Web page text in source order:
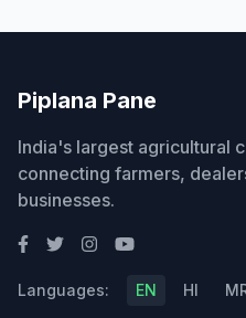
Piplana Pane
India's largest agricultural
connecting farmers,
businesses.
Languages: EN HI